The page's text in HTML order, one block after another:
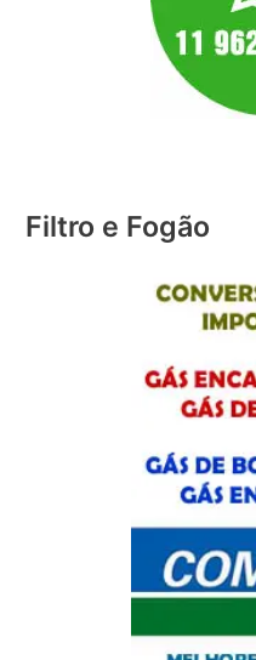
Filtro e Fogão